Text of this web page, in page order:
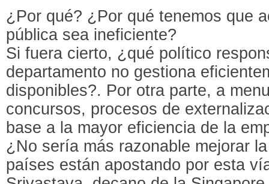
¿Por qué? ¿Por qué tenemos que
pública sea ineficiente?
Si fuera cierto, ¿qué político
departamento no gestiona
disponibles?. Por otra parte, a
concursos, procesos de
base a la mayor eficiencia de la
¿No sería más razonable mejorar
países están apostando por esta